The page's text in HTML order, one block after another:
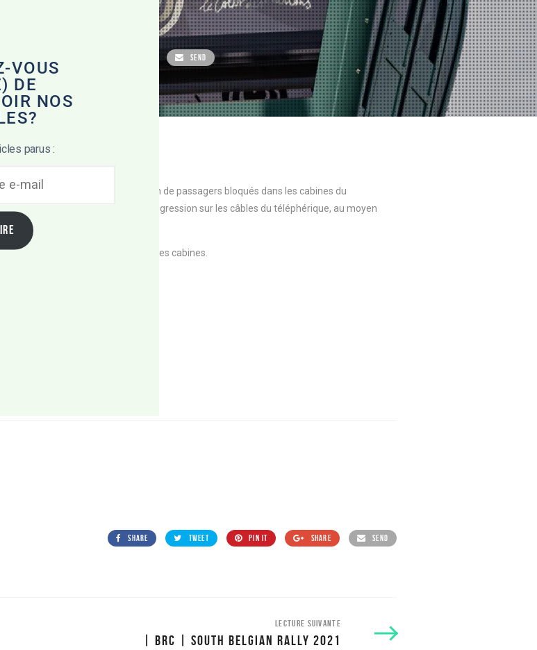
SEND
consistait à simuler l’évacuation de passagers bloqués dans les cabines du
ont abordé les cabines, avec progression sur les câbles du téléphérique, au moyen
animaux seront autorisés dans les cabines.
à mobilité réduite.
SHARE TWEET PIN IT SHARE SEND
LECTURE SUIVANTE
| BRC | SOUTH BELGIAN RALLY 2021
VOUS
DE
NOS
parus :